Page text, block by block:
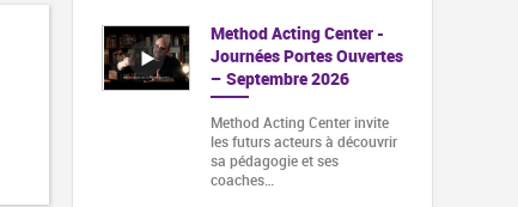
Method Acting Center -
Journées Portes Ouvertes
– Septembre 2026
Method Acting Center invite
les futurs acteurs à découvrir
sa pédagogie et ses
coaches…